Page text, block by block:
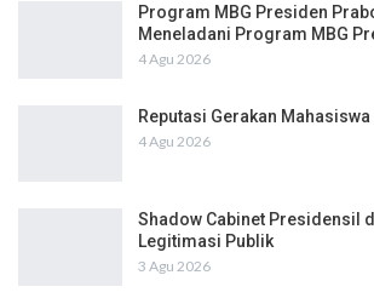
Program MBG Presiden
Meneladani Program MBG
4 Agu 2026
Reputasi Gerakan Mahasiswa
4 Agu 2026
Shadow Cabinet Presidensil
Legitimasi Publik
3 Agu 2026